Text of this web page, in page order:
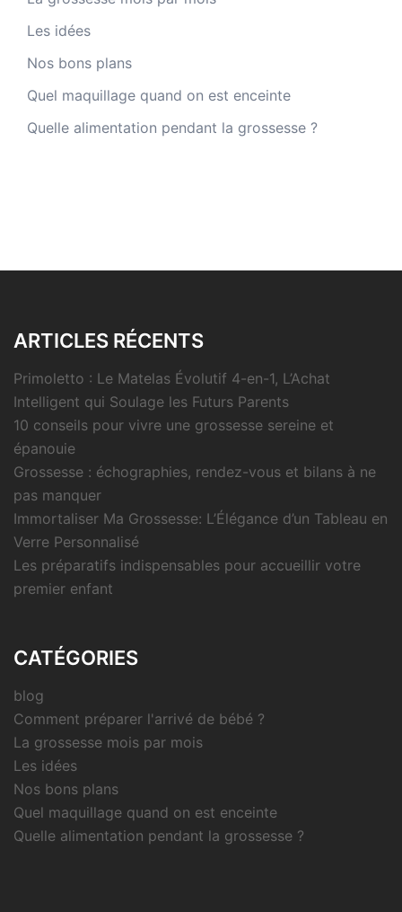
Les idées
Nos bons plans
Quel maquillage quand on est enceinte
Quelle alimentation pendant la grossesse ?
ARTICLES RÉCENTS
Primoletto : Le Matelas Évolutif 4-en-1, L’Achat
Intelligent qui Soulage les Futurs Parents
10 conseils pour vivre une grossesse sereine et
épanouie
Grossesse : échographies, rendez-vous et bilans à ne
pas manquer
Immortaliser Ma Grossesse: L’Élégance d’un Tableau en
Verre Personnalisé
Les préparatifs indispensables pour accueillir votre
premier enfant
CATÉGORIES
blog
Comment préparer l'arrivé de bébé ?
La grossesse mois par mois
Les idées
Nos bons plans
Quel maquillage quand on est enceinte
Quelle alimentation pendant la grossesse ?